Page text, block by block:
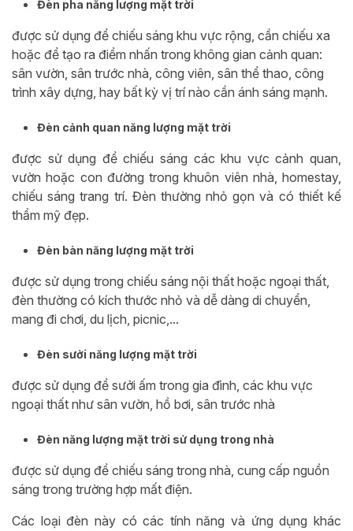
Đèn pha năng lượng mặt trời
được sử dụng để chiếu sáng khu vực rộng, cần chiếu xa
hoặc để tạo ra điểm nhấn trong không gian cảnh quan:
sân vườn, sân trước nhà, công viên, sân thể thao, công
trình xây dựng, hay bất kỳ vị trí nào cần ánh sáng mạnh.
Đèn cảnh quan năng lượng mặt trời
được sử dụng để chiếu sáng các khu vực cảnh quan,
vườn hoặc con đường trong khuôn viên nhà, homestay,
chiếu sáng trang trí. Đèn thường nhỏ gọn và có thiết kế
thẩm mỹ đẹp.
Đèn bàn năng lượng mặt trời
được sử dụng trong chiếu sáng nội thất hoặc ngoại thất,
đèn thường có kích thước nhỏ và dễ dàng di chuyển,
mang đi chơi, du lịch, picnic,...
Đèn sưởi năng lượng mặt trời
được sử dụng để sưởi ấm trong gia đình, các khu vực
ngoại thất như sân vườn, hồ bơi, sân trước nhà
Đèn năng lượng mặt trời sử dụng trong nhà
được sử dụng để chiếu sáng trong nhà, cung cấp nguồn
sáng trong trường hợp mất điện.
Các loại đèn này có các tính năng và ứng dụng khác